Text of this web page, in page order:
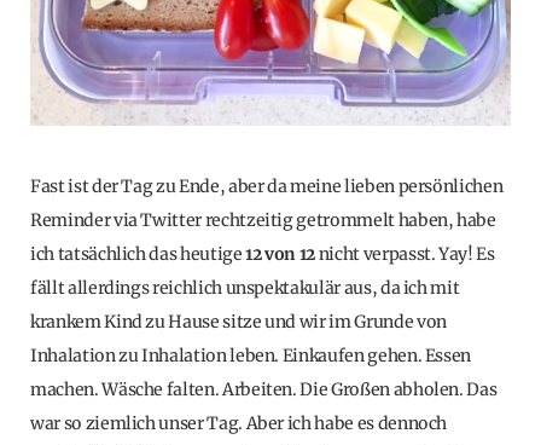
Fast ist der Tag zu Ende, aber da meine lieben persönlichen
Reminder via Twitter rechtzeitig getrommelt haben, habe
ich tatsächlich das heutige12 von 12nicht verpasst. Yay! Es
fällt allerdings reichlich unspektakulär aus, da ich mit
krankem Kind zu Hause sitze und wir im Grunde von
Inhalation zu Inhalation leben. Einkaufen gehen. Essen
machen. Wäsche falten. Arbeiten. Die Großen abholen. Das
war so ziemlich unser Tag. Aber ich habe es dennoch